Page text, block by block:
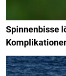
Spinnenbisse